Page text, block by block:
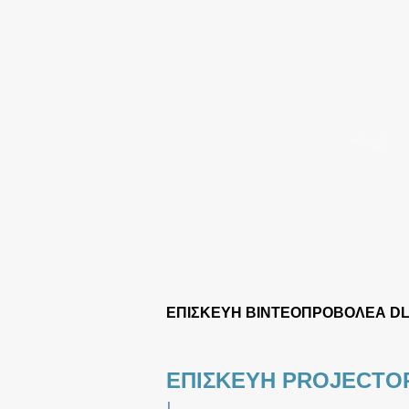
ΕΠΙΣΚΕΥΗ ΒΙΝΤΕΟΠΡΟΒΟΛΕΑ
ΕΠΙΣΚΕΥΗ